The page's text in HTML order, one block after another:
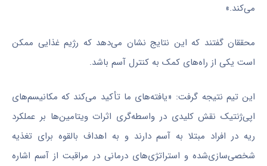
می‌کند.»
محققان گفتند که این نتایج نشان می‌دهد که رژیم غذایی ممکن
است یکی از راه‌های کمک به کنترل آسم باشد.
این تیم نتیجه گرفت: «یافته‌های ما تأکید می‌کند که مکانیسم‌های
اپی‌ژنتیک نقش کلیدی در واسطه‌گری اثرات ویتامین‌ها بر عملکرد
ریه در افراد مبتلا به آسم دارند و به اهداف بالقوه برای تغذیه
شخصی‌سازی‌شده و استراتژی‌های درمانی در مراقبت از آسم اشاره